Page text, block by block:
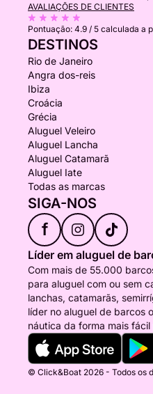
AVALIAÇÕES DE CLIENTES
Pontuação: 4.9 / 5 calculada a
DESTINOS
Rio de Janeiro
Angra dos-reis
Ibiza
Croácia
Grécia
Aluguel Veleiro
Aluguel Lancha
Aluguel Catamarã
Aluguel Iate
Todas as marcas
SIGA-NOS
f
Líder em aluguel de
Com mais de 55.000
para aluguel com ou sem
lanchas, catamarãs,
líder no aluguel de barcos
náutica da forma mais fácil
© Click&Boat 2026 - Todos os